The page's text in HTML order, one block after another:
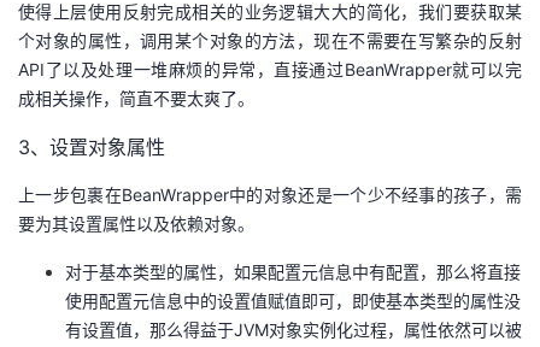
使得上层使用反射完成相关的业务逻辑大大的简化，我们要获取某
个对象的属性，调用某个对象的方法，现在不需要在写繁杂的反射
API了以及处理一堆麻烦的异常，直接通过BeanWrapper就可以完
成相关操作，简直不要太爽了。
3、设置对象属性
上一步包裹在BeanWrapper中的对象还是一个少不经事的孩子，需
要为其设置属性以及依赖对象。
对于基本类型的属性，如果配置元信息中有配置，那么将直接
使用配置元信息中的设置值赋值即可，即使基本类型的属性没
有设置值，那么得益于JVM对象实例化过程，属性依然可以被